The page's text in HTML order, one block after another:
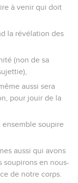
à venir qui doit
la révélation des
(non de sa
aussi sera
pour jouir de la
ensemble soupire
aussi qui avons
soupirons en nous-
de notre corps.